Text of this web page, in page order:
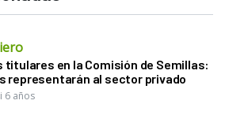
titulares en la Comisión de Semillas:
representarán al sector privado
6 años